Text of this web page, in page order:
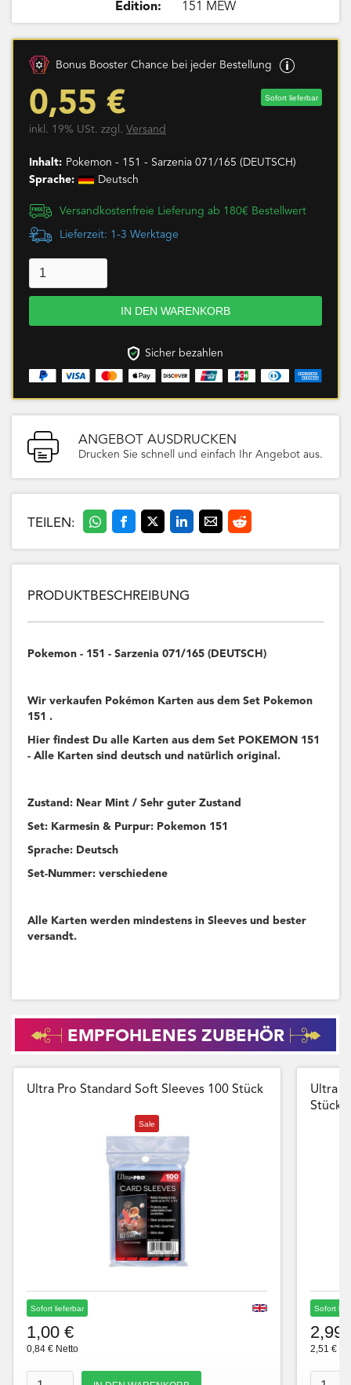
Edition:
151 MEW
Bonus Booster Chance bei jeder Bestellung
0,55 € Sofort lieferbar
inkl. 19% USt. zzgl. Versand
Inhalt: Pokemon - 151 - Sarzenia 071/165 (DEUTSCH)
Sprache:
Deutsch
Versandkostenfreie Lieferung ab 180€ Bestellwert
Lieferzeit: 1-3 Werktage
Sicher bezahlen
ANGEBOT AUSDRUCKEN
Drucken Sie schnell und einfach Ihr Angebot aus.
TEILEN:
PRODUKTBESCHREIBUNG
Pokemon - 151 - Sarzenia 071/165 (DEUTSCH)
Wir verkaufen Pokémon Karten aus dem Set Pokemon
151 .
Hier findest Du alle Karten aus dem Set POKEMON 151
- Alle Karten sind deutsch und natürlich original.
Zustand: Near Mint / Sehr guter Zustand
Set: Karmesin & Purpur: Pokemon 151
Sprache: Deutsch
Set-Nummer: verschiedene
Alle Karten werden mindestens in Sleeves und bester
versandt.
EMPFOHLENES ZUBEHÖR
Ultra Pro Standard Soft Sleeves 100 Stück
Sale
Sofort lieferbar
1,00 €
0,84 € Netto
Ultra
Stück
Sofort
2,99
2,51 €